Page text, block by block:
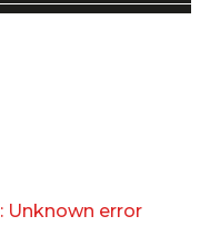
Unknown error